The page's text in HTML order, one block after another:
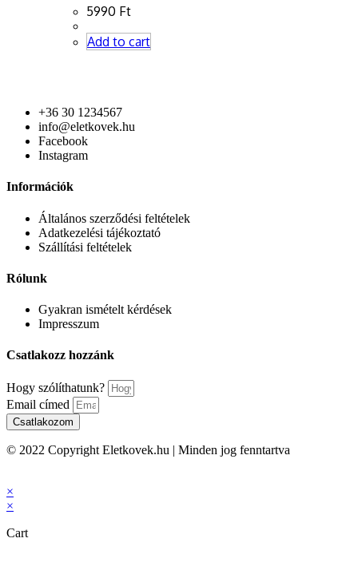
5990 Ft
Add to cart
+36 30 1234567
info@eletkovek.hu
Facebook
Instagram
Információk
Általános szerződési feltételek
Adatkezelési tájékoztató
Szállítási feltételek
Rólunk
Gyakran ismételt kérdések
Impresszum
Csatlakozz hozzánk
Hogy szólíthatunk?
Email címed
Csatlakozom
© 2022 Copyright Eletkovek.hu | Minden jog fenntartva
×
×
Cart